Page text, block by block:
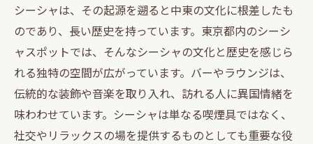
シーシャは、その起源を遡ると中東の文化に根差したも
のであり、長い歴史を持っています。東京都内のシーシ
ャスポットでは、そんなシーシャの文化と歴史を感じら
れる独特の空間が広がっています。バーやラウンジは、
伝統的な装飾や音楽を取り入れ、訪れる人に異国情緒を
味わわせています。シーシャは単なる喫煙具ではなく、
社交やリラックスの場を提供するものとしても重要な役